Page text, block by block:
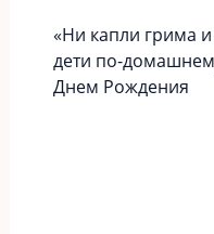
«Ни капли грима
дети по-
Днем Рождения